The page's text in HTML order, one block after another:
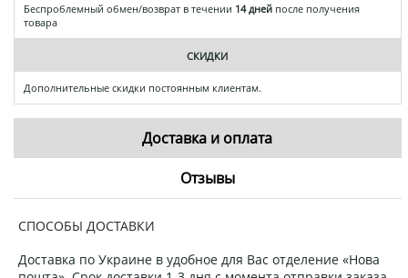
Беспроблемный обмен/возврат в течении 14 дней после получения
товара
СКИДКИ
Дополнительные скидки постоянным клиентам.
Доставка и оплата
Отзывы
СПОСОБЫ ДОСТАВКИ
Доставка по Украине в удобное для Вас отделение «Нова